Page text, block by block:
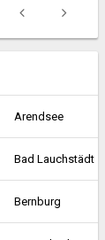
Arendsee
Bad Lauchstädt
Bernburg